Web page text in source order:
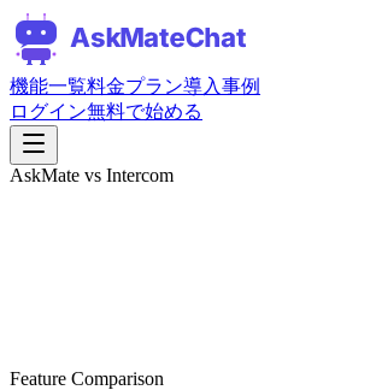
機能一覧料金プラン導入事例
ログイン無料で始める
AskMate vs Intercom
Feature Comparison